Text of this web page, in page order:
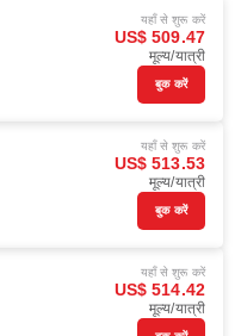
यहाँ से शुरू करें
US$ 509.47
मूल्य/यात्री
बुक करें
यहाँ से शुरू करें
US$ 513.53
मूल्य/यात्री
बुक करें
यहाँ से शुरू करें
US$ 514.42
मूल्य/यात्री